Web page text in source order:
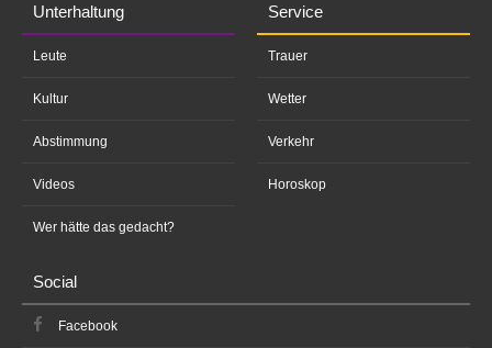
Unterhaltung
Leute
Kultur
Abstimmung
Videos
Wer hätte das gedacht?
Service
Trauer
Wetter
Verkehr
Horoskop
Social
Facebook